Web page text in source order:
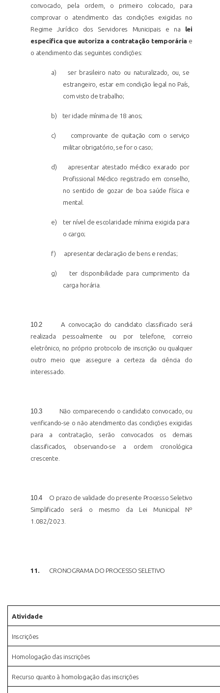
convocado, pela ordem, o primeiro colocado, para
comprovar o atendimento das condições exigidas no
Regime Jurídico dos Servidores Municipais e na lei
específica que autoriza a contratação temporária e
o atendimento das seguintes condições:
a)
ser brasileiro nato ou naturalizado, ou, se
estrangeiro, estar em condição legal no País,
com visto de trabalho;
b) ter idade mínima de 18 anos;
c)
comprovante de quitação com o serviço
militar obrigatório, se for o caso;
d)
apresentar atestado médico exarado por
Profissional Médico registrado em conselho,
no sentido de gozar de boa saúde física e
mental.
e)
ter nível de escolaridade mínima exigida para
o cargo;
f) apresentar declaração de bens e rendas;
g)
ter disponibilidade para cumprimento da
carga horária.
10.2
A convocação do candidato classificado será
realizada pessoalmente ou por telefone, correio
eletrônico, no próprio protocolo de inscrição ou qualquer
outro meio que assegure a certeza da ciência do
interessado.
10.3
Não comparecendo o candidato convocado, ou
verificando-se o não atendimento das condições exigidas
para a contratação, serão convocados os demais
classificados, observando-se a ordem cronológica
crescente.
10.4
O prazo de validade do presente Processo Seletivo
Simplificado será o mesmo da Lei Municipal Nº
1.082/2023.
11. CRONOGRAMA DO PROCESSO SELETIVO
Atividade
Inscrições
Homologação das inscrições
Recurso quanto à homologação das inscrições